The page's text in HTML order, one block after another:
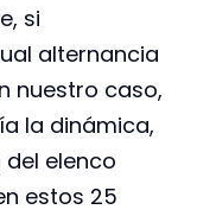
si
alternancia
nuestro caso,
la dinámica,
elenco
estos 25